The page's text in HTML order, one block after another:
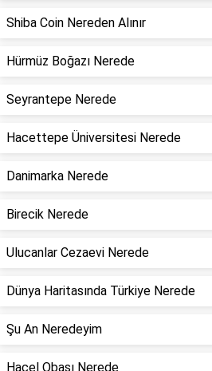
Shiba Coin Nereden Alınır
Hürmüz Boğazı Nerede
Seyrantepe Nerede
Hacettepe Üniversitesi Nerede
Danimarka Nerede
Birecik Nerede
Ulucanlar Cezaevi Nerede
Dünya Haritasında Türkiye Nerede
Şu An Neredeyim
Hacel Obası Nerede